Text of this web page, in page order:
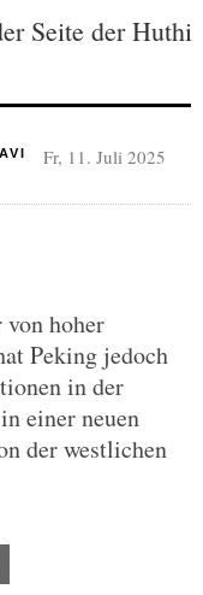
Seite der Huthi
Fr, 11. Juli 2025
hoher
Peking jedoch
in der
einer neuen
der westlichen